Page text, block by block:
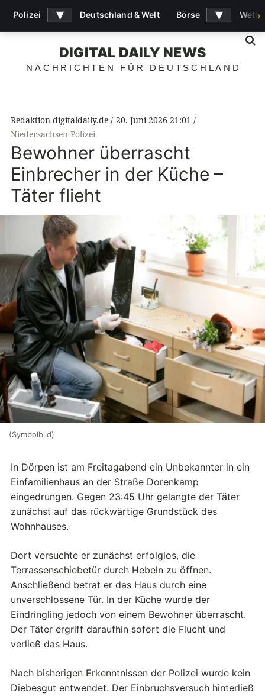
DIGITAL DAILY NEWS
NACHRICHTEN FÜR DEUTSCHLAND
Redaktion digitaldaily.de
20. Juni 2026 21:01
Niedersachsen Polizei
Bewohner überrascht
Einbrecher in der Küche –
Täter flieht
(Symbolbild)
In Dörpen ist am Freitagabend ein Unbekannter in ein
Einfamilienhaus an der Straße Dorenkamp
eingedrungen. Gegen 23:45 Uhr gelangte der Täter
zunächst auf das rückwärtige Grundstück des
Wohnhauses.
Dort versuchte er zunächst erfolglos, die
Terrassenschiebetür durch Hebeln zu öffnen.
Anschließend betrat er das Haus durch eine
unverschlossene Tür. In der Küche wurde der
Eindringling jedoch von einem Bewohner überrascht.
Der Täter ergriff daraufhin sofort die Flucht und
verließ das Haus.
Nach bisherigen Erkenntnissen der Polizei wurde kein
Diebesgut entwendet. Der Einbruchsversuch hinterließ
Polizei ▾ Deutschland & Welt Börse ▾ ›